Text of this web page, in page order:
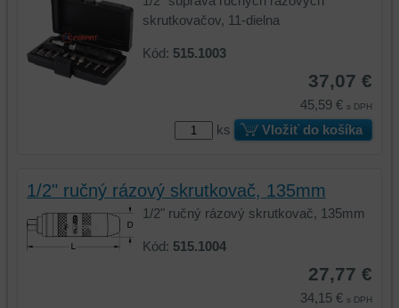
skrutkovačov, 11-dielna
Kód: 515.1003
37,07 €
45,59 € s DPH
ks Vložiť do košíka
1/2" ručný rázový skrutkovač, 135mm
1/2" ručný rázový skrutkovač, 135mm
Kód: 515.1004
27,77 €
34,15 € s DPH